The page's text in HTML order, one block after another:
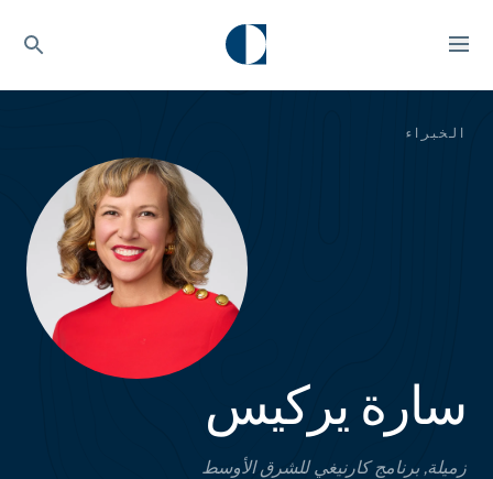
الخبراء
سارة يركيس
زميلة, برنامج كارنيغي للشرق الأوسط